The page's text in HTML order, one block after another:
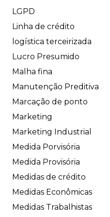
LGPD
Linha de crédito
logística terceirizada
Lucro Presumido
Malha fina
Manutenção Preditiva
Marcação de ponto
Marketing
Marketing Industrial
Medida Porvisória
Medida Provisória
Medidas de crédito
Medidas Econômicas
Medidas Trabalhistas